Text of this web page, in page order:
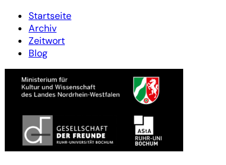
Startseite
Archiv
Zeitwort
Blog